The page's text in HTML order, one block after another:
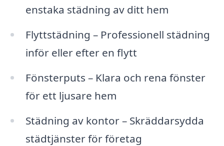
enstaka städning av ditt hem
Flyttstädning – Professionell städning
inför eller efter en flytt
Fönsterputs – Klara och rena fönster
för ett ljusare hem
Städning av kontor – Skräddarsydda
städtjänster för företag